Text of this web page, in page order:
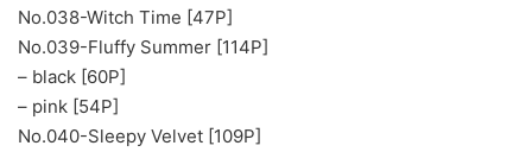
No.038-Witch Time [47P]
No.039-Fluffy Summer [114P]
– black [60P]
– pink [54P]
No.040-Sleepy Velvet [109P]